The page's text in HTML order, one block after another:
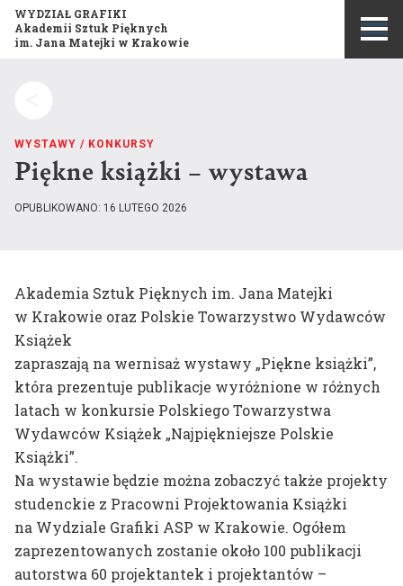
Misja i historia wydziału
Publikacje
Konkurs Grafika Roku
Kompas wizualny
Dni Otwartych Drzwi
Wystawa
końcoworoczna
Opis kierunku studiów
Program studiów
Plany zajęć
Harmonogram roku
akademickiego
Dyplomy
Zapisy do pracowni
Potwierdzenie efektów
Szukaj:
WYDZIAŁ GRAFIKI
Akademii Sztuk Pięknych
im. Jana Matejki w Krakowie
WYSTAWY / KONKURSY
Piękne książki – wystawa
OPUBLIKOWANO: 16 LUTEGO 2026
Akademia Sztuk Pięknych im. Jana Matejki
w Krakowie oraz Polskie Towarzystwo Wydawców
Książek
zapraszają na wernisaż wystawy „Piękne książki”,
która prezentuje publikacje wyróżnione w różnych
latach w konkursie Polskiego Towarzystwa
Wydawców Książek „Najpiękniejsze Polskie
Książki”.
Na wystawie będzie można zobaczyć także projekty
studenckie z Pracowni Projektowania Książki
na Wydziale Grafiki ASP w Krakowie. Ogółem
zaprezentowanych zostanie około 100 publikacji
autorstwa 60 projektantek i projektantów –